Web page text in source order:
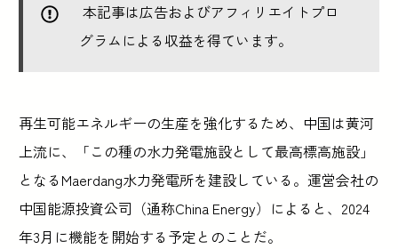
本記事は広告およびアフィリエイトプロ
グラムによる収益を得ています。
再生可能エネルギーの生産を強化するため、中国は黄河
上流に、「この種の水力発電施設として最高標高施設」
となるMaerdang水力発電所を建設している。運営会社の
中国能源投資公司（通称China Energy）によると、2024
年3月に機能を開始する予定とのことだ。